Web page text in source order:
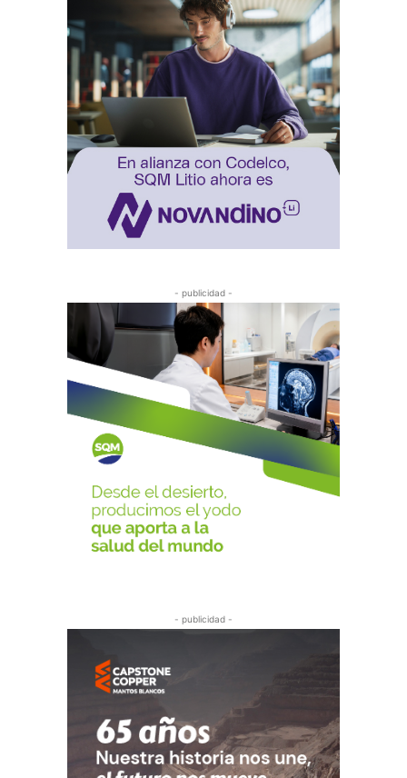
- publicidad -
- publicidad -